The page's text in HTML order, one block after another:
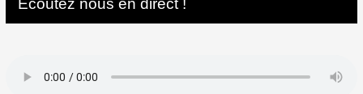
Écoutez nous en direct !